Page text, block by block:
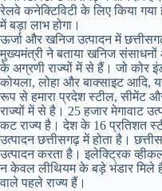
रेलवे कनेक्टिविटी के लिए किया
में बड़ा लाभ होगा।
ऊर्जा और खनिज उत्पादन में
मुख्यमंत्री ने बताया खनिज संसाधनों
के अग्रणी राज्यों में से हैं। जो कोर
कोयला, लोहा और बाक्साइट आदि,
रूप से हमारा प्रदेश स्टील, सीमेंट
राज्यों में से है। 25 हजार मेगावाट
कट राज्य है। देश के 16 प्रतिशत
उत्पादन छत्तीसगढ़ में होता है।
उत्पादन करता है। इलेक्ट्रिक
न केवल लीथियम के बड़े भंडार मिले
वाले पहले राज्य हैं।